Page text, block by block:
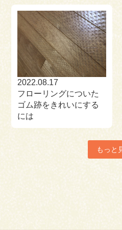
2022.08.17
フローリングについた
ゴム跡をきれいにする
には
もっと